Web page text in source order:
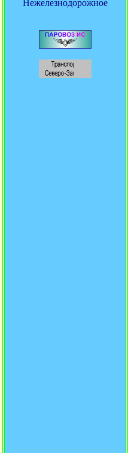
Нежелезнодорожное